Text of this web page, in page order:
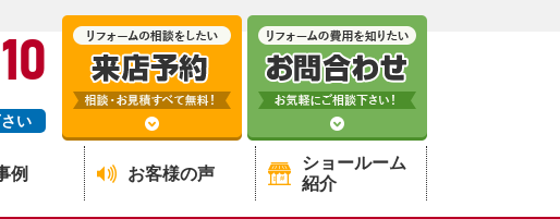
い
例 お客様の声
ショールーム
紹介